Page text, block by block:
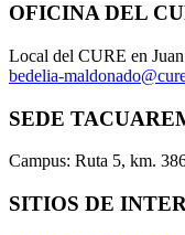
OFICINA DEL
Local del CURE en
bedelia-
SEDE
Campus: Ruta 5, km.
SITIOS DE